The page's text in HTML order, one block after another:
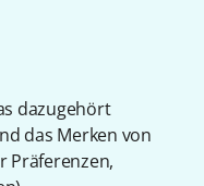
dazugehört
das Merken von
Präferenzen,